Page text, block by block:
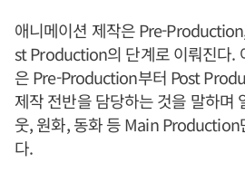
애니메이션 제작은 Pre-
st Production의 단계로 이뤄진다.
은 Pre-Production부터 Post
제작 전반을 담당하는 것을 말하며
웃, 원화, 동화 등 Main Production
다.